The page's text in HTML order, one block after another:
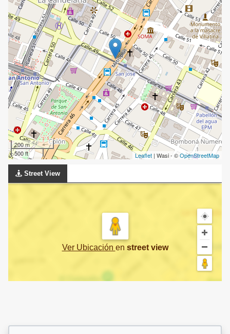
200 m
500 ft
Leaflet | Wasi - ©OpenStreetMap
Street View
Ver Ubicación en street view